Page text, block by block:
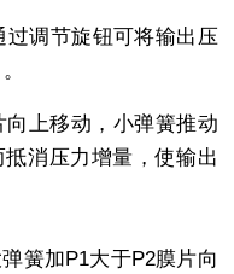
过调节旋钮可将输出压
向上移动，小弹簧推动
消压力增量，使输出
簧加P1大于P2膜片向